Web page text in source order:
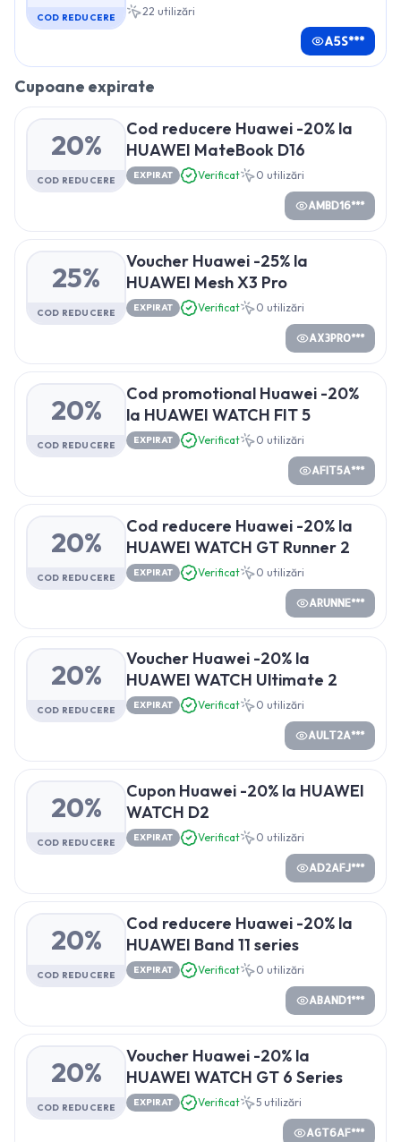
COD REDUCERE 22 utilizări
A5S***
Cupoane expirate
20%
COD REDUCERE
Cod reducere Huawei -20% la
HUAWEI MateBook D16
EXPIRAT Verificat 0 utilizări
AMBD16***
25%
COD REDUCERE
Voucher Huawei -25% la
HUAWEI Mesh X3 Pro
EXPIRAT Verificat 0 utilizări
AX3PRO***
20%
COD REDUCERE
Cod promotional Huawei -20%
la HUAWEI WATCH FIT 5
EXPIRAT Verificat 0 utilizări
AFIT5A***
20%
COD REDUCERE
Cod reducere Huawei -20% la
HUAWEI WATCH GT Runner 2
EXPIRAT Verificat 0 utilizări
ARUNNE***
20%
COD REDUCERE
Voucher Huawei -20% la
HUAWEI WATCH Ultimate 2
EXPIRAT Verificat 0 utilizări
AULT2A***
20%
COD REDUCERE
Cupon Huawei -20% la HUAWEI
WATCH D2
EXPIRAT Verificat 0 utilizări
AD2AFJ***
20%
COD REDUCERE
Cod reducere Huawei -20% la
HUAWEI Band 11 series
EXPIRAT Verificat 0 utilizări
ABAND1***
20%
COD REDUCERE
Voucher Huawei -20% la
HUAWEI WATCH GT 6 Series
EXPIRAT Verificat 5 utilizări
AGT6AF***